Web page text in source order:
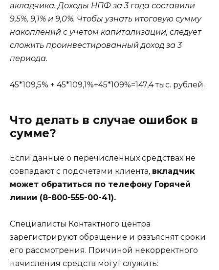
вкладчика. Доходы НПФ за 3 года составили
9,5%, 9,1% и 9,0%. Чтобы узнать итоговую сумму
накоплений с учетом капитализации, следует
сложить проинвестированный доход за 3
периода.
45*109,5% + 45*109,1%+45*109%=147,4 тыс. рублей.
Что делать в случае ошибок в
сумме?
Если данные о перечисленных средствах не
совпадают с подсчетами клиента, вкладчик
может обратиться по телефону Горячей
линии (8-800-555-00-41).
Специалисты Контактного центра
зарегистрируют обращение и разъяснят сроки
его рассмотрения. Причиной некорректного
начисления средств могут служить: